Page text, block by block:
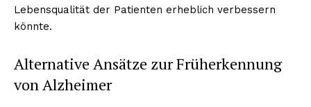
Lebensqualität der Patienten erheblich verbessern
könnte.
Alternative Ansätze zur Früherkennung
von Alzheimer